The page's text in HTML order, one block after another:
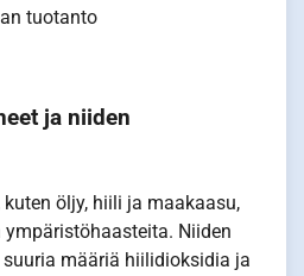
tuotanto
ja niiden
öljy, hiili ja maakaasu,
Niiden
määriä hiilidioksidia ja